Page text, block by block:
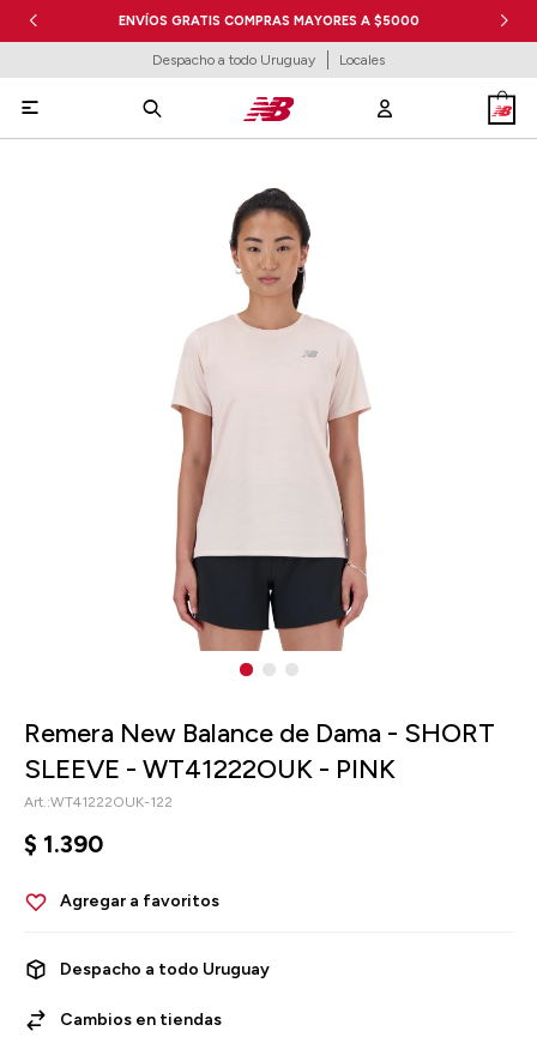
ENVÍOS GRATIS COMPRAS MAYORES A $5000
Despacho a todo Uruguay Locales

Remera New Balance de Dama - SHORT
SLEEVE - WT41222OUK - PINK
WT41222OUK-122
$ 1.390
Despacho a todo Uruguay
Cambios en tiendas